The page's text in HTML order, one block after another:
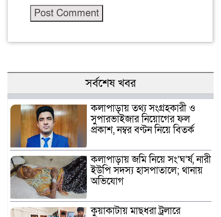
সর্বশেষ খবর
কলাপাড়ায় তথ্য সংগ্রহকারী ও
সুপারভাইজার নিয়োগের ফল
প্রকাশ, নম্বর বণ্টন নিয়ে বিতর্ক
কলাপাড়ায় জমি নিয়ে সং’ঘ’র্ষ, নারী
ইউপি সদস্য হাসপাতালে; থানায়
অভিযোগ
কুয়াকাটায় মাছধরা ট্রলারে